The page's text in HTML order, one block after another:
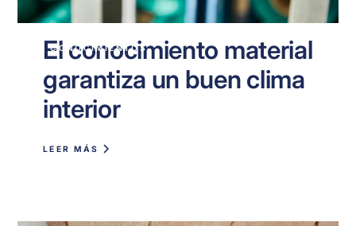
CONOCIMIENTOS
El conocimiento material
garantiza un buen clima
interior
LEER MÁS